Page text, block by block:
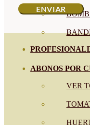
ABONOS POR
VER